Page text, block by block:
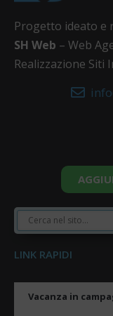
Progetto ideato e
SH Web – Web
Realizzazione
LINK RAPIDI
Vacanza in